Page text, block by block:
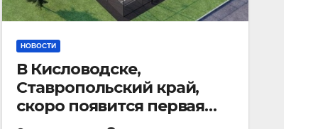
НОВОСТИ
В Кисловодске,
Ставропольский край,
скоро появится первая
«умная площадка».